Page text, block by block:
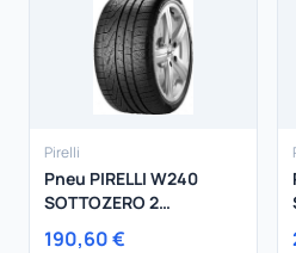
Pirelli
Pneu PIRELLI W240
SOTTOZERO 2
225/45R18 95V
190,60 €